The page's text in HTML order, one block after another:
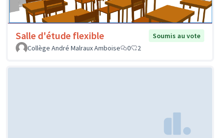
Salle d'étude flexible
Soumis au vote
Collège André Malraux Amboise
0 2